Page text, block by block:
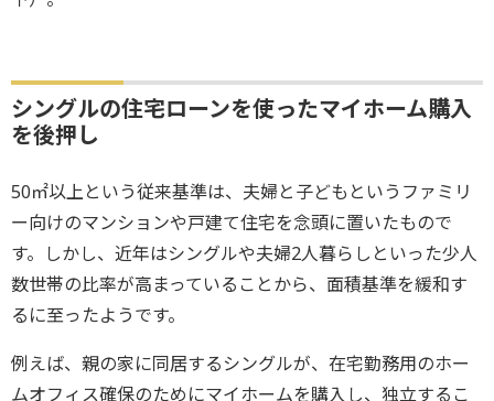
シングルの住宅ローンを使ったマイホーム購入
を後押し
50㎡以上という従来基準は、夫婦と子どもというファミリ
ー向けのマンションや戸建て住宅を念頭に置いたもので
す。しかし、近年はシングルや夫婦2人暮らしといった少人
数世帯の比率が高まっていることから、面積基準を緩和す
るに至ったようです。
例えば、親の家に同居するシングルが、在宅勤務用のホー
ムオフィス確保のためにマイホームを購入し、独立するこ